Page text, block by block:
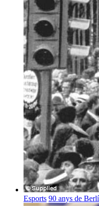
Esports 90 anys de